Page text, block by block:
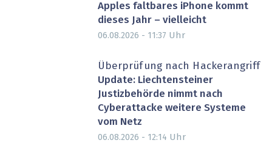
Apples faltbares iPhone kommt
dieses Jahr – vielleicht
06.08.2026 - 11:37 Uhr
Überprüfung nach Hackerangriff
Update: Liechtensteiner
Justizbehörde nimmt nach
Cyberattacke weitere Systeme
vom Netz
06.08.2026 - 12:14 Uhr